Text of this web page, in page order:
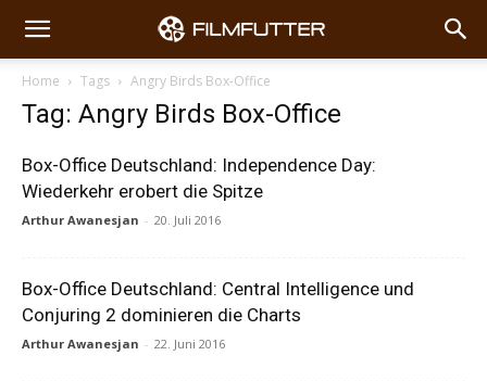
Home Tags Angry Birds Box-Office
Tag: Angry Birds Box-Office
Box-Office Deutschland: Independence Day:
Wiederkehr erobert die Spitze
Arthur Awanesjan - 20. Juli 2016
Box-Office Deutschland: Central Intelligence und
Conjuring 2 dominieren die Charts
Arthur Awanesjan - 22. Juni 2016